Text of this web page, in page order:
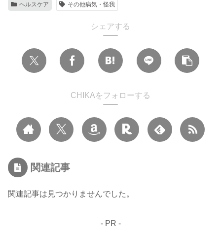
ヘルスケア その他病気・怪我
シェアする
CHIKAをフォローする
関連記事
関連記事は見つかりませんでした。
- PR -